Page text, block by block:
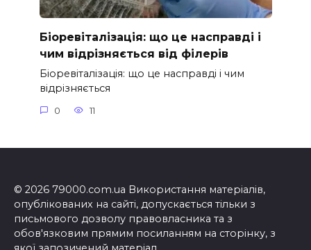
Біоревіталізація: що це насправді і
чим відрізняється від філерів
Біоревіталізація: що це насправді і чим
відрізняється
0 11
© 2026 79000.com.ua Використання матеріалів,
опублікованих на сайті, допускається тільки з
письмового дозволу правовласника та з
обов'язковим прямим посиланням на сторінку, з